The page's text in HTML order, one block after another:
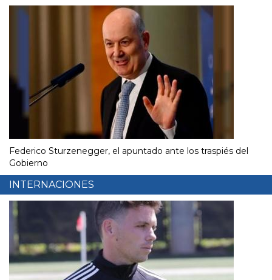
Federico Sturzenegger, el apuntado ante los traspiés del
Gobierno
INTERNACIONES